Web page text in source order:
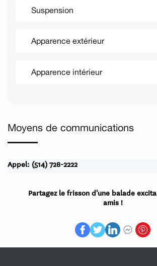
Suspension
Apparence extérieur
Apparence intérieur
Moyens de communications
Appel: (514) 728-2222
Partagez le frisson d'une balade
amis !